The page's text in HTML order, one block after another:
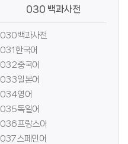
030 백과사전
030백과사전
031한국어
032중국어
033일본어
034영어
035독일어
036프랑스어
037스페인어